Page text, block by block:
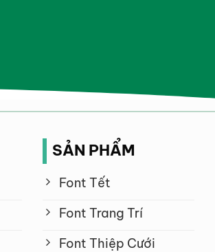
SẢN PHẨM
Font Tết
Font Trang Trí
Font Thiệp Cưới